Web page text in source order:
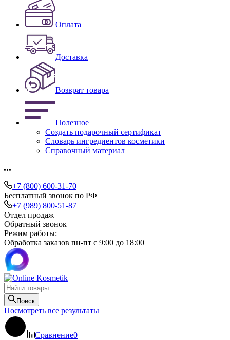
Оплата
Доставка
Возврат товара
Полезное
Создать подарочный сертификат
Словарь ингредиентов косметики
Справочный материал
+7 (800) 600-31-70
Бесплатный звонок по РФ
+7 (989) 800-51-87
Отдел продаж
Обратный звонок
Режим работы:
Обработка заказов пн-пт с 9:00 до 18:00
Поиск
Посмотреть все результаты
Сравнение0